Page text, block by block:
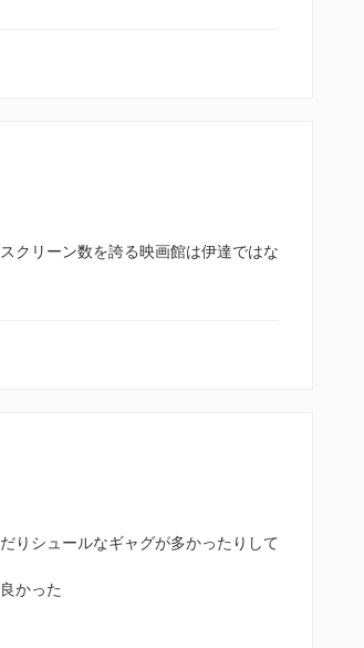
クリーン数を誇る映画館は伊達ではな
りシュールなギャグが多かったりして
かった